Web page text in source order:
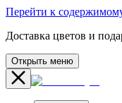
Перейти к
Доставка цветов и
Открыть меню